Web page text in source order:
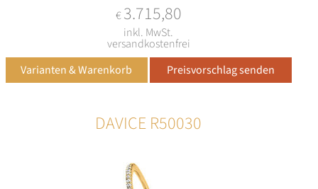
€3.715,80
inkl. MwSt.
versandkostenfrei
DAVICE R50030